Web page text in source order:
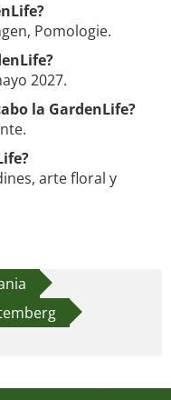
Pomologie.
2027.
la GardenLife?
arte floral y